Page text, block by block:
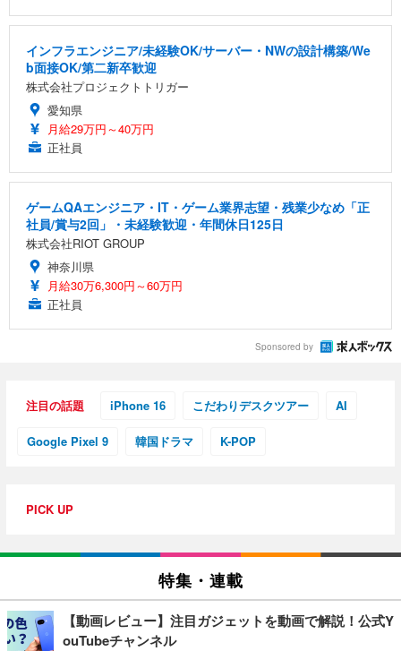
インフラエンジニア/未経験OK/サーバー・NWの設計構築/We
b面接OK/第二新卒歓迎
株式会社プロジェクトトリガー
愛知県
月給29万円～40万円
正社員
ゲームQAエンジニア・IT・ゲーム業界志望・残業少なめ「正
社員/賞与2回」・未経験歓迎・年間休日125日
株式会社RIOT GROUP
神奈川県
月給30万6,300円～60万円
正社員
Sponsored by
注目の話題 iPhone 16 こだわりデスクツアー AI
Google Pixel 9 韓国ドラマ K-POP
PICK UP
特集・連載
【動画レビュー】注目ガジェットを動画で解説！公式Y
ouTubeチャンネル